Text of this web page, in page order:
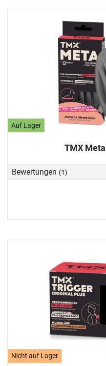
Auf Lager
TMX
Bewertungen (1)
Nicht auf Lager